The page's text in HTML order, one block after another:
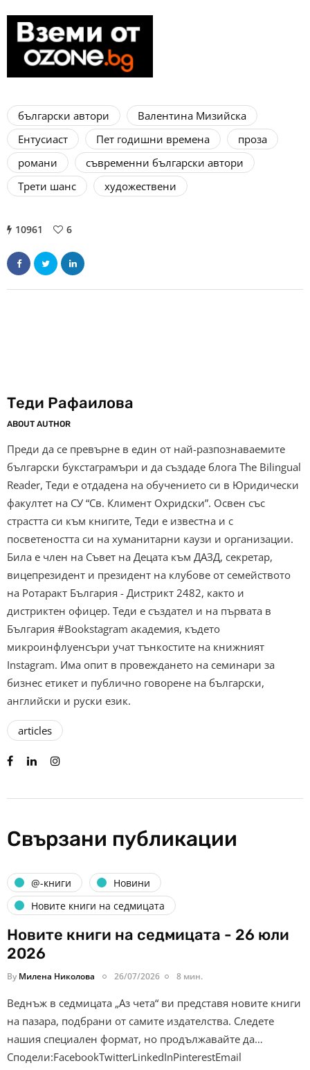
български автори
Валентина Мизийска
Ентусиаст
Пет годишни времена
проза
романи
съвременни български автори
Трети шанс
художествени
10961 6
Теди Рафаилова
ABOUT AUTHOR
Преди да се превърне в един от най-разпознаваемите
български букстаграмъри и да създаде блога The Bilingual
Reader, Теди е отдадена на обучението си в Юридически
факултет на СУ “Св. Климент Охридски”. Освен със
страстта си към книгите, Теди е известна и с
посветеността си на хуманитарни каузи и организации.
Била е член на Съвет на Децата към ДАЗД, секретар,
вицепрезидент и президент на клубове от семейството
на Ротаракт България - Дистрикт 2482, както и
дистриктен офицер. Теди е създател и на първата в
България #Bookstagram академия, където
микроинфлуенсъри учат тънкостите на книжният
Instagram. Има опит в провеждането на семинари за
бизнес етикет и публично говорене на български,
английски и руски език.
articles
Свързани публикации
@-книги
Новини
Новите книги на седмицата
Новите книги на седмицата - 26 юли
2026
By Милена Николова 26/07/2026 8 мин.
Веднъж в седмицата „Аз чета“ ви представя новите книги
на пазара, подбрани от самите издателства. Следете
нашия специален формат, но продължавайте да…
Сподели:FacebookTwitterLinkedInPinterestEmail